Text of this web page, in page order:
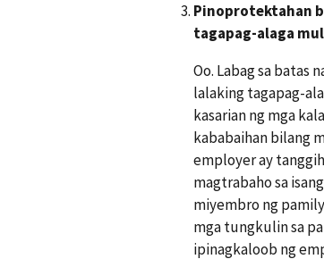
Pinoprotektahan
tagapag-alaga
Oo. Labag sa batas
lalaking tagapag-
kasarian ng mga
kababaihan bilang
employer ay
magtrabaho sa
miyembro ng
mga tungkulin sa
ipinagkaloob ng